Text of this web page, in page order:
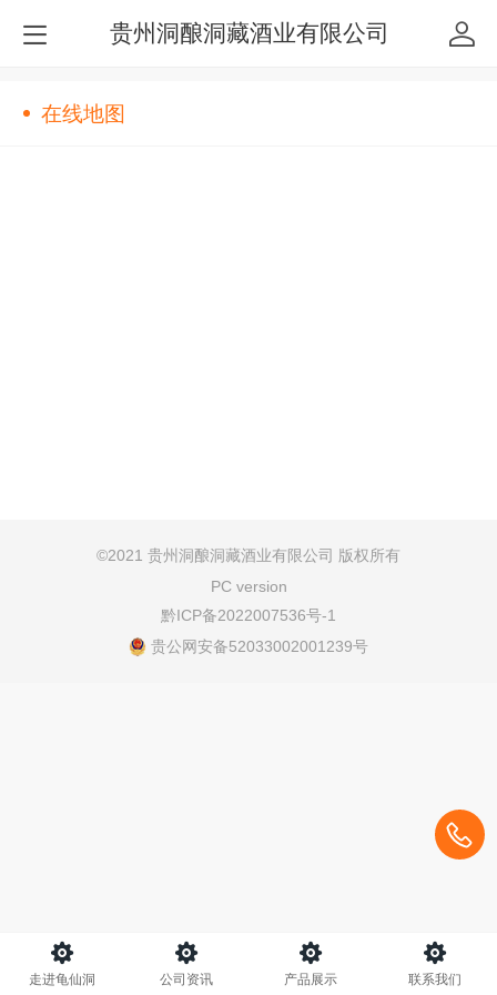
贵州洞酿洞藏酒业有限公司
在线地图
©2021 贵州洞酿洞藏酒业有限公司 版权所有
PC version
黔ICP备2022007536号-1
贵公网安备52033002001239号
走进龟仙洞 公司资讯 产品展示 联系我们